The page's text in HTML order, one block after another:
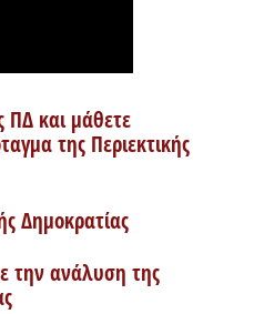
ΠΔ και μάθετε
της Περιεκτικής
Δημοκρατίας
την ανάλυση της